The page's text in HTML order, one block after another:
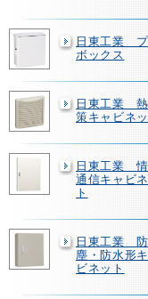
日東工業
ボックス
日東工業
策キャビネ
日東工業
通信キャビ
ト
日東工業 防
塵・防水形
ビネット